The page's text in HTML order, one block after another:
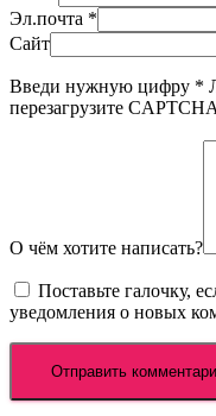
Эл.почта *
Сайт
Введи нужную цифру *
перезагрузите
О чём хотите написать?
Поставьте галочку,
уведомления о новых